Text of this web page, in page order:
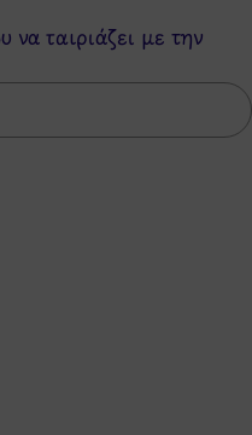
να ταιριάζει με την